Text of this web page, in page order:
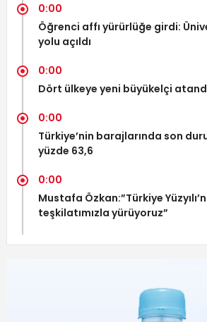
0:00
Öğrenci affı yürürlüğe girdi:
yolu açıldı
0:00
Dört ülkeye yeni büyükelçi
0:00
Türkiye’nin barajlarında son
yüzde 63,6
0:00
Mustafa Özkan:”Türkiye
teşkilatımızla yürüyoruz”